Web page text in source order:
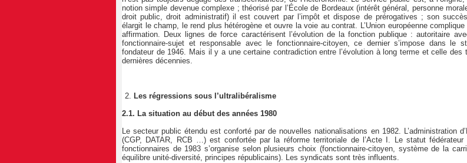
notion simple devenue complexe ; théorisé par l’École de Bordeaux (intérêt général, personne
droit public, droit administratif) il est couvert par l’impôt et dispose de prérogatives ; son
élargit le champ, le rend plus hétérogène et ouvre la voie au contrat. L’Union européenne complique
affirmation. Deux lignes de force caractérisent l’évolution de la fonction publique : autoritaire
fonctionnaire-sujet et responsable avec le fonctionnaire-citoyen, ce dernier s’impose dans le
fondateur de 1946. Mais il y a une certaine contradiction entre l’évolution à long terme et celle des
dernières décennies.
Les régressions sous l’ultralibéralisme
2.1. La situation au début des années 1980
Le secteur public étendu est conforté par de nouvelles nationalisations en 1982. L’administration
(CGP, DATAR, RCB …) est confortée par la réforme territoriale de l’Acte I. Le statut fédérateur
fonctionnaires de 1983 s’organise selon plusieurs choix (fonctionnaire-citoyen, système de la
équilibre unité-diversité, principes républicains). Les syndicats sont très influents.